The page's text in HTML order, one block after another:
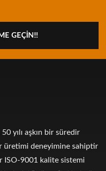
GEÇIN!!
yılı aşkın bir süredir
üretimi deneyimine sahiptir
ISO-9001 kalite sistemi